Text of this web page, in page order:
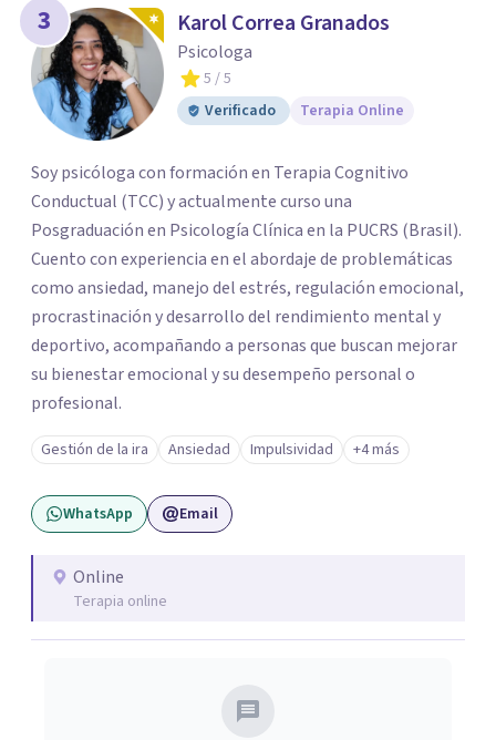
3 Karol Correa Granados
Psicologa
5 / 5
Verificado
Terapia Online
Soy psicóloga con formación en Terapia Cognitivo
Conductual (TCC) y actualmente curso una
Posgraduación en Psicología Clínica en la PUCRS (Brasil).
Cuento con experiencia en el abordaje de problemáticas
como ansiedad, manejo del estrés, regulación emocional,
procrastinación y desarrollo del rendimiento mental y
deportivo, acompañando a personas que buscan mejorar
su bienestar emocional y su desempeño personal o
profesional.
Gestión de la ira Ansiedad Impulsividad +4 más
WhatsApp Email
Online
Terapia online